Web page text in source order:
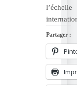
l’échelle
Partager :